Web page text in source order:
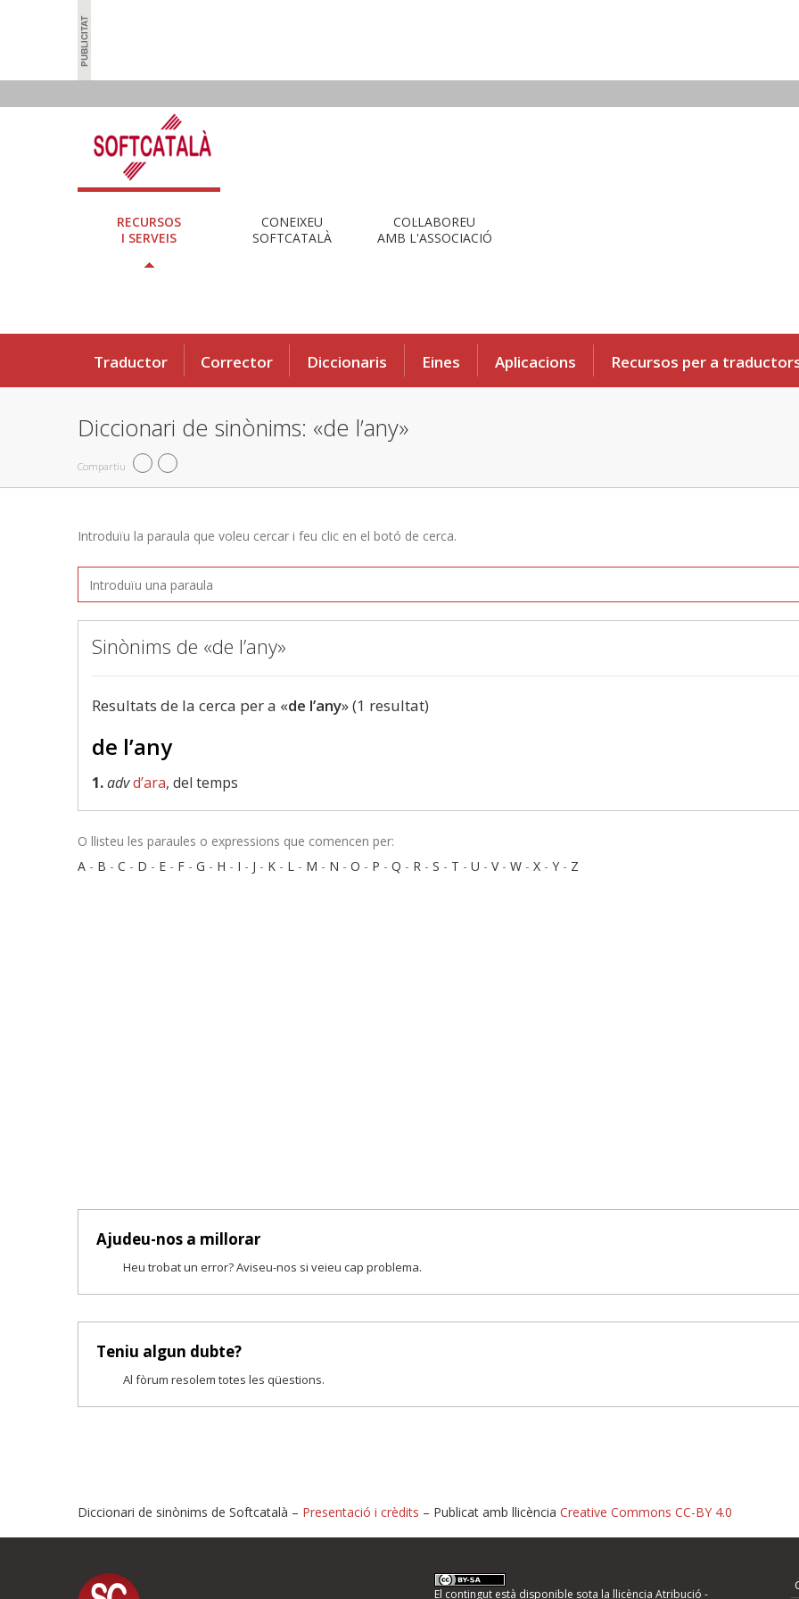
RECURSOS
I SERVEIS
CONEIXEU
SOFTCATALÀ
COL·LABOREU
AMB L'ASSOCIACIÓ
Traductor Corrector Diccionaris Eines Aplicacions Recursos per a
Diccionari de sinònims: «de l’any»
Compartiu
Introduïu la paraula que voleu cercar i feu clic en el botó de cerca.
Sinònims de «de l’any»
Resultats de la cerca per a «de l’any» (1 resultat)
de l’any
1.advd’ara, del temps
O llisteu les paraules o expressions que comencen per:
A - B - C - D - E - F - G - H - I - J - K - L - M - N - O - P - Q - R - S - T - U - V- W - X - Y - Z
Ajudeu-nos a millorar
Heu trobat un error? Aviseu-nos si veieu cap problema.
Teniu algun dubte?
Al fòrum resolem totes les qüestions.
Proposeu-nos millores o informeu d'errors
Diccionari de sinònims de Softcatalà – Presentació i crèdits – Publicat amb llicència Creative Commons CC-BY 4.0
El contingut està disponible sota la llicència Atribució -